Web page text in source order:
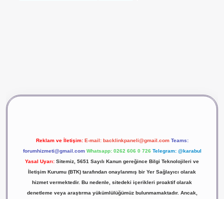
Reklam ve İletişim: E-mail: backlinkpaneli@gmail.com Teams:
forumhizmeti@gmail.com Whatsapp: 0262 606 0 726 Telegram: @karabul
Yasal Uyarı: Sitemiz, 5651 Sayılı Kanun gereğince Bilgi Teknolojileri ve
İletişim Kurumu (BTK) tarafından onaylanmış bir Yer Sağlayıcı olarak
hizmet vermektedir. Bu nedenle, sitedeki içerikleri proaktif olarak
denetleme veya araştırma yükümlülüğümüz bulunmamaktadır. Ancak,